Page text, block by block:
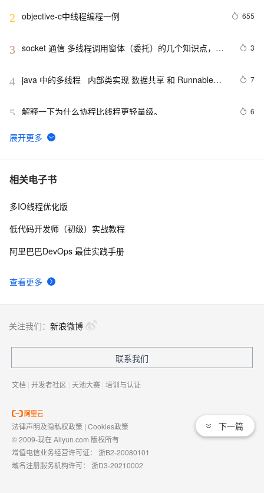
2 objective-c中线程编程一例 655
3 socket 通信 多线程调用窗体（委托）的几个知识点，记
3
4 java 中的多线程   内部类实现 数据共享 和 Runnable实
7
5 解释一下为什么协程比线程更轻量级。 6
6 linux多线程示例
7 1、Linux多线程，基本概念
8 Spring Boot 服务监控，健康检查，线程信息，JVM堆信
相关电子书
查看更多
多IO线程优化版
低代码开发师（初级）实战教程
阿里巴巴DevOps 最佳实践手册
下一篇
关注我们： 新浪微博
联系我们
文档 | 开发者社区 | 天池大赛 | 培训与认证
法律声明及隐私权政策 | Cookies政策
© 2009-现在 Aliyun.com 版权所有
增值电信业务经营许可证： 浙B2-20080101
域名注册服务机构许可： 浙D3-20210002